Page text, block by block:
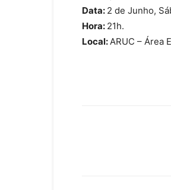
Data: 2 de Junho,
Hora: 21h.
Local:ARUC – Área